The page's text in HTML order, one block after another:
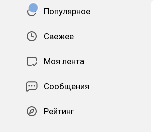
Популярное
Свежее
Моя лента
Сообщения
Рейтинг